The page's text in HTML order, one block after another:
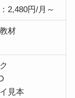
2,480円/月～
材
見本